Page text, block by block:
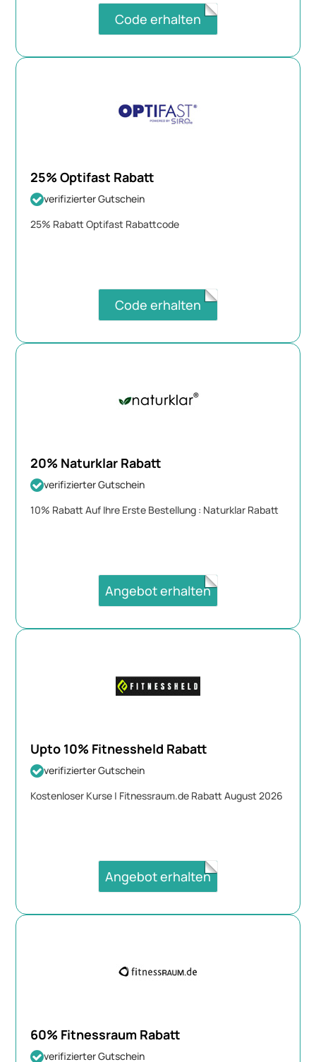
Code erhalten
25% Optifast Rabatt
verifizierter Gutschein
25% Rabatt Optifast Rabattcode
Code erhalten
20% Naturklar Rabatt
verifizierter Gutschein
10% Rabatt Auf Ihre Erste Bestellung : Naturklar Rabatt
Angebot erhalten
Upto 10% Fitnessheld Rabatt
verifizierter Gutschein
Kostenloser Kurse | Fitnessraum.de Rabatt August 2026
Angebot erhalten
60% Fitnessraum Rabatt
verifizierter Gutschein